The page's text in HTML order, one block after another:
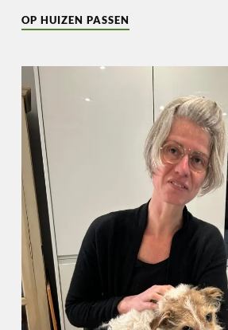
OP HUIZEN PASSEN